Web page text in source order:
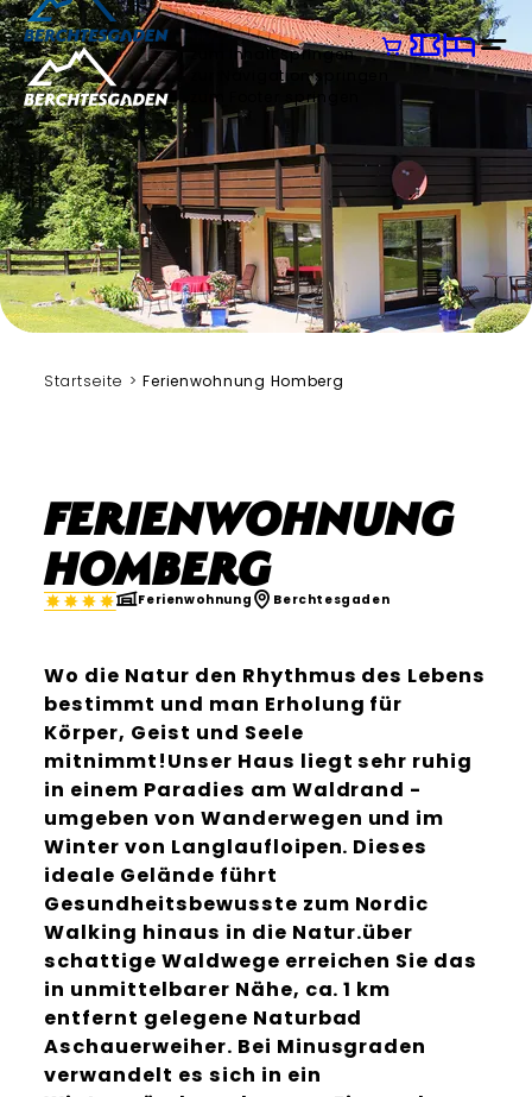
zum Inhalt springen
zur Navigation springen
zum Footer springen
Startseite Ferienwohnung Homberg
Ferienwohnung
Homberg
Ferienwohnung Berchtesgaden
Wo die Natur den Rhythmus des Lebens
bestimmt und man Erholung für
Körper, Geist und Seele
mitnimmt!Unser Haus liegt sehr ruhig
in einem Paradies am Waldrand -
umgeben von Wanderwegen und im
Winter von Langlaufloipen. Dieses
ideale Gelände führt
Gesundheitsbewusste zum Nordic
Walking hinaus in die Natur.über
schattige Waldwege erreichen Sie das
in unmittelbarer Nähe, ca. 1 km
entfernt gelegene Naturbad
Aschauerweiher. Bei Minusgraden
verwandelt es sich in ein